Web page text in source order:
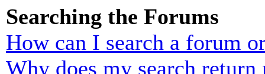
Searching the Forums
How can I search a forum
Why does my search return